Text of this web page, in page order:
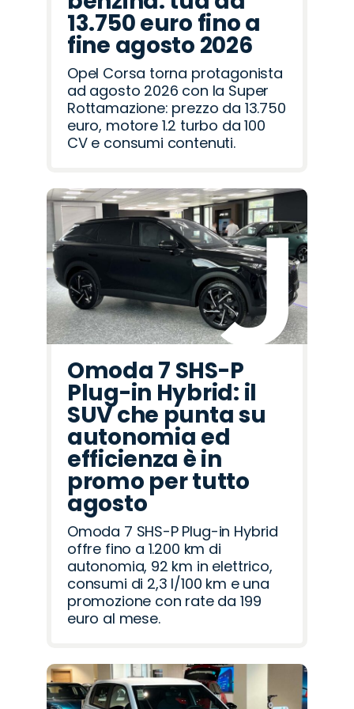
13.750 euro fino a
fine agosto 2026
Opel Corsa torna protagonista
ad agosto 2026 con la Super
Rottamazione: prezzo da 13.750
euro, motore 1.2 turbo da 100
CV e consumi contenuti.
Omoda 7 SHS-P
Plug-in Hybrid: il
SUV che punta su
autonomia ed
efficienza è in
promo per tutto
agosto
Omoda 7 SHS-P Plug-in Hybrid
offre fino a 1.200 km di
autonomia, 92 km in elettrico,
consumi di 2,3 l/100 km e una
promozione con rate da 199
euro al mese.